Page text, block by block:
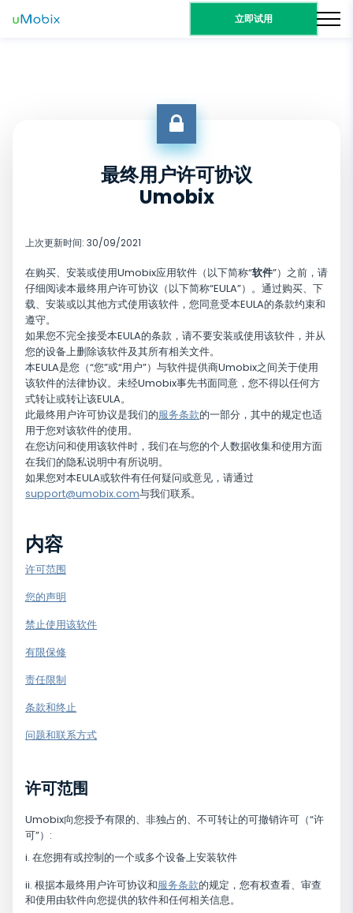
立即试用
最终用户许可协议
Umobix
上次更新时间: 30/09/2021
在购买、安装或使用Umobix应用软件（以下简称“软件”）之前，请
仔细阅读本最终用户许可协议（以下简称“EULA”）。通过购买、下
载、安装或以其他方式使用该软件，您同意受本EULA的条款约束和
遵守。
如果您不完全接受本EULA的条款，请不要安装或使用该软件，并从
您的设备上删除该软件及其所有相关文件。
本EULA是您（“您”或“用户”）与软件提供商Umobix之间关于使用
该软件的法律协议。未经Umobix事先书面同意，您不得以任何方
式转让或转让该EULA。
此最终用户许可协议是我们的服务条款的一部分，其中的规定也适
用于您对该软件的使用。
在您访问和使用该软件时，我们在与您的个人数据收集和使用方面
在我们的隐私说明中有所说明。
如果您对本EULA或软件有任何疑问或意见，请通过
support@umobix.com与我们联系。
内容
许可范围
您的声明
禁止使用该软件
有限保修
责任限制
条款和终止
问题和联系方式
许可范围
Umobix向您授予有限的、非独占的、不可转让的可撤销许可（“许
可”）:
在您拥有或控制的一个或多个设备上安装软件
根据本最终用户许可协议和服务条款的规定，您有权查看、审查
和使用由软件向您提供的软件和任何相关信息。